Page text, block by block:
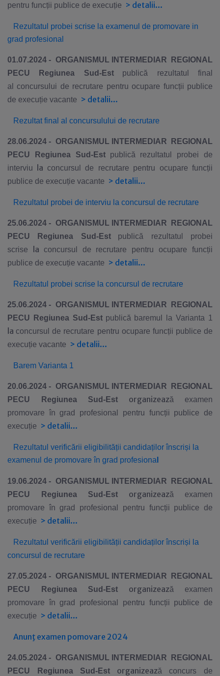
pentru funcții publice de execuție > detalii...
Rezultatul probei scrise la examenul de promovare in
grad profesional
01.07.2024 - ORGANISMUL INTERMEDIAR REGIONAL
PECU Regiunea Sud-Est
publică rezultatul final
al concursului de recrutare pentru ocupare funcții publice
de execuție vacante > detalii...
Rezultat final al concursulului de recrutare
28.06.2024 - ORGANISMUL INTERMEDIAR REGIONAL
PECU Regiunea Sud-Est
publică rezultatul probei de
interviu
la concursul de recrutare pentru ocupare funcții
publice de execuție vacante > detalii...
Rezultatul probei de interviu la concursul de recrutare
25.06.2024 - ORGANISMUL INTERMEDIAR REGIONAL
PECU Regiunea Sud-Est
publică rezultatul probei
scrise
la
concursul de recrutare pentru ocupare funcții
publice de execuție vacante > detalii...
Rezultatul probei scrise la concursul de recrutare
25.06.2024 - ORGANISMUL INTERMEDIAR REGIONAL
PECU Regiunea Sud-Est publică baremul la Varianta 1
la concursul de recrutare pentru ocupare funcții publice de
execuție vacante > detalii...
Barem Varianta 1
20.06.2024 - ORGANISMUL INTERMEDIAR REGIONAL
PECU Regiunea Sud-Est organizează examen
promovare în grad profesional pentru funcții publice de
execuție > detalii...
Rezultatul verificării eligibilității candidaților înscriși la
examenul de promovare în grad profesiona
19.06.2024 - ORGANISMUL INTERMEDIAR REGIONAL
PECU Regiunea Sud-Est organizează examen
promovare în grad profesional pentru funcții publice de
execuție > detalii...
Rezultatul verificării eligibilității candidaților înscriși la
concursul de recrutare
27.05.2024 - ORGANISMUL INTERMEDIAR REGIONAL
PECU Regiunea Sud-Est organizează examen
promovare în grad profesional pentru funcții publice de
execuție > detalii...
Anunţ examen pomovare 2024
24.05.2024 - ORGANISMUL INTERMEDIAR REGIONAL
PECU Regiunea Sud-Est organizează concurs de